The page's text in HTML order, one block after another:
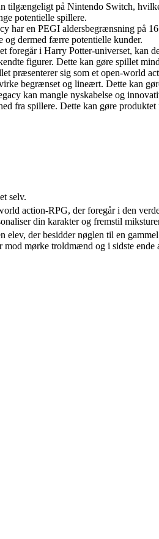
tilgængeligt på Nintendo Switch,
potentielle spillere.
har en PEGI aldersbegrænsning på
og dermed færre potentielle kunder.
foregår i Harry Potter-universet, kan
figurer. Dette kan gøre spillet
præsenterer sig som et open-world
begrænset og lineært. Dette kan
kan mangle nyskabelse og
fra spillere. Dette kan gøre
selv.
action-RPG, der foregår i den
din karakter og fremstil
der besidder nøglen til en
mørke troldmænd og i sidste